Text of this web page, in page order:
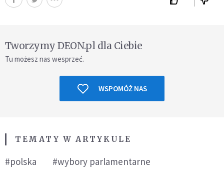
Tworzymy DEON.pl dla Ciebie
Tu możesz nas wesprzeć.
WSPOMÓŻ NAS
TEMATY W ARTYKULE
#polska
#wybory parlamentarne